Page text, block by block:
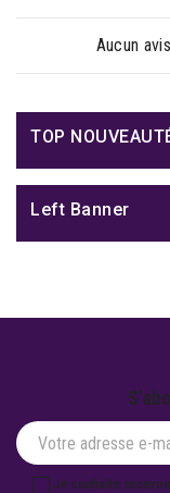
Aucun
TOP
Left Banner
Je souhaite